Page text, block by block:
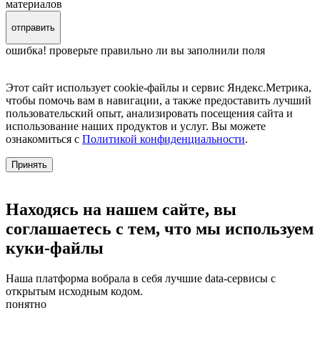
материалов
отправить
ошибка! проверьте правильно ли вы заполнили поля
Этот сайт использует cookie-файлы и сервис Яндекс.Метрика,
чтобы помочь вам в навигации, а также предоставить лучший
пользовательский опыт, анализировать посещения сайта и
использование наших продуктов и услуг. Вы можете
ознакомиться с Политикой конфиденциальности.
Принять
Находясь на нашем сайте, вы
соглашаетесь с тем, что мы используем
куки-файлы
Наша платформа вобрала в себя лучшие data-сервисы с
открытым исходным кодом.
понятно